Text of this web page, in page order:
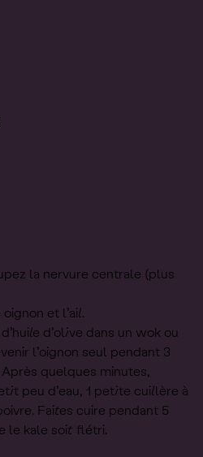
la nervure centrale (plus
et l’ail.
d’olive dans un wok ou
l’oignon seul pendant 3
quelques minutes,
peu d’eau, 1 petite cuillère à
Faites cuire pendant 5
le kale soit flétri.